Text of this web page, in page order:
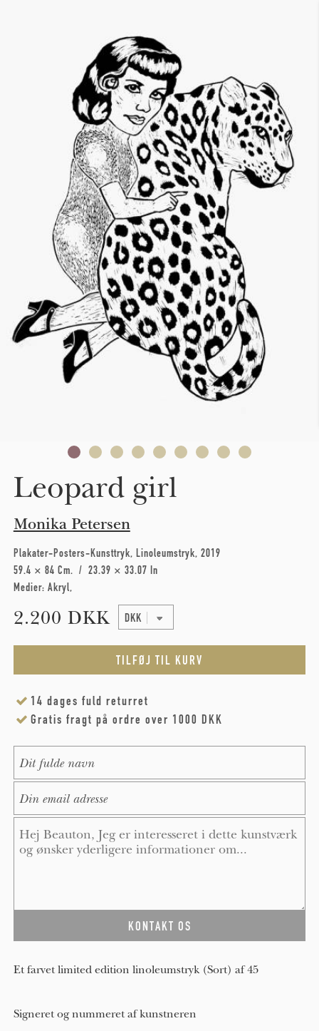
Leopard girl
Monika Petersen
Plakater-Posters-Kunsttryk Linoleumstryk 2019
59.4 × 84 Cm
23.39 × 33.07 In
Medier: Akryl
2.200 DKK
14 dages fuld returret
Gratis fragt på ordre over 1000 DKK
Et farvet limited edition linoleumstryk (Sort) af 45
Signeret og nummeret af kunstneren